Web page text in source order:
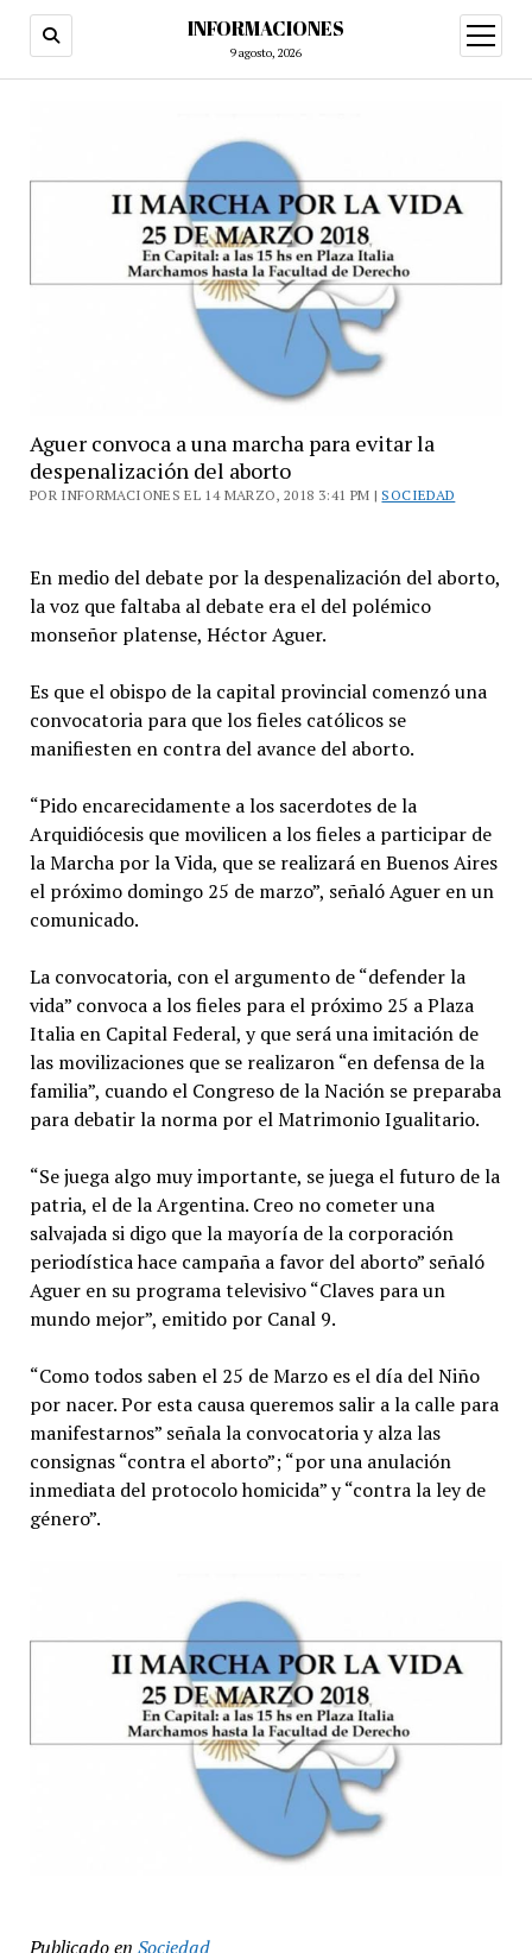
INFORMACIONES
9 agosto, 2026
abrir
menú
Aguer convoca a una marcha para evitar la
despenalización del aborto
POR INFORMACIONES EL 14 MARZO, 2018 3:41 PM | SOCIEDAD
En medio del debate por la despenalización del aborto,
la voz que faltaba al debate era el del polémico
monseñor platense, Héctor Aguer.
Es que el obispo de la capital provincial comenzó una
convocatoria para que los fieles católicos se
manifiesten en contra del avance del aborto.
“Pido encarecidamente a los sacerdotes de la
Arquidiócesis que movilicen a los fieles a participar de
la Marcha por la Vida, que se realizará en Buenos Aires
el próximo domingo 25 de marzo”, señaló Aguer en un
comunicado.
La convocatoria, con el argumento de “defender la
vida” convoca a los fieles para el próximo 25 a Plaza
Italia en Capital Federal, y que será una imitación de
las movilizaciones que se realizaron “en defensa de la
familia”, cuando el Congreso de la Nación se preparaba
para debatir la norma por el Matrimonio Igualitario.
“Se juega algo muy importante, se juega el futuro de la
patria, el de la Argentina. Creo no cometer una
salvajada si digo que la mayoría de la corporación
periodística hace campaña a favor del aborto” señaló
Aguer en su programa televisivo “Claves para un
mundo mejor”, emitido por Canal 9.
“Como todos saben el 25 de Marzo es el día del Niño
por nacer. Por esta causa queremos salir a la calle para
manifestarnos” señala la convocatoria y alza las
consignas “contra el aborto”; “por una anulación
inmediata del protocolo homicida” y “contra la ley de
género”.
Publicado en Sociedad